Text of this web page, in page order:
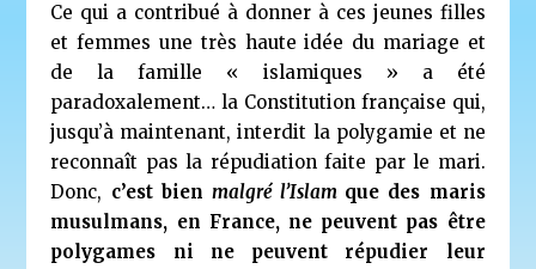
Ce qui a contribué à donner à ces jeunes filles
et femmes une très haute idée du mariage et
de la famille « islamiques » a été
paradoxalement… la Constitution française qui,
jusqu’à maintenant, interdit la polygamie et ne
reconnaît pas la répudiation faite par le mari.
Donc, c’est bien malgré l’Islam que des maris
musulmans, en France, ne peuvent pas être
polygames ni ne peuvent répudier leur